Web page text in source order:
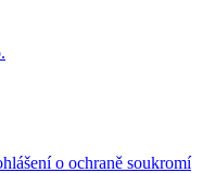
o ochraně soukromí